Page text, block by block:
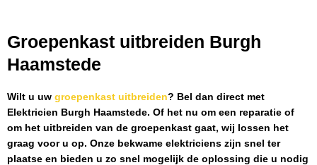
Groepenkast uitbreiden Burgh
Haamstede
Wilt u uw groepenkast uitbreiden? Bel dan direct met
Elektricien Burgh Haamstede. Of het nu om een reparatie of
om het uitbreiden van de groepenkast gaat, wij lossen het
graag voor u op. Onze bekwame elektriciens zijn snel ter
plaatse en bieden u zo snel mogelijk de oplossing die u nodig